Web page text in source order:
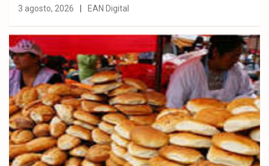
3 agosto, 2026 EAN Digital